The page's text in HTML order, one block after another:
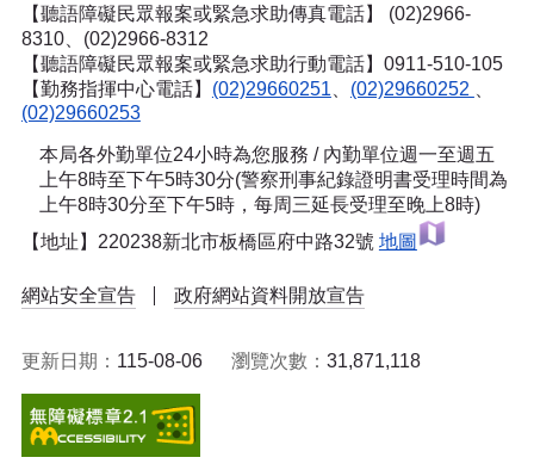
【聽語障礙民眾報案或緊急求助傳真電話】
(02)2966-
8310、(02)2966-8312
【聽語障礙民眾報案或緊急求助行動電話】0911-510-105
【勤務指揮中心電話】 (02)29660251 (02)29660252
(02)29660253
本局各外勤單位24小時為您服務 / 內勤單位週一至週五
上午8時至下午5時30分(警察刑事紀錄證明書受理時間為
上午8時30分至下午5時，每周三延長受理至晚上8時)
【地址】220238新北市板橋區府中路32號 地圖
網站安全宣告 政府網站資料開放宣告
更新日期： 115-08-06 瀏覽次數： 31,871,118